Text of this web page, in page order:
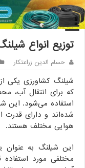
خانه / شیلنگ کشاورزی /
توزیع انواع
حسام الدین زراعتکار
شیلنگ کشاورزی یکی
که برای انتقال آب،
استفاده می‌شود. این
شده‌اند و دارای قدرت
هوایی مختلف هستند.
این شیلنگ به عنوان
مختلفی مورد